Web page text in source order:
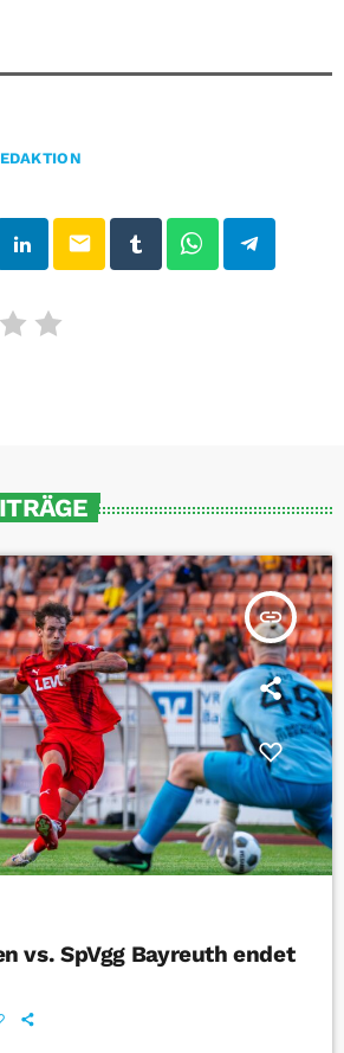
email
insert_link
vs. SpVgg Bayreuth endet